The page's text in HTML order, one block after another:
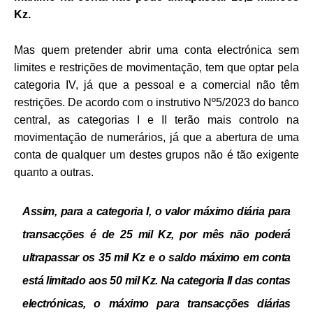
Kz.
Mas quem pretender abrir uma conta electrónica sem
limites e restrições de movimentação, tem que optar pela
categoria IV, já que a pessoal e a comercial não têm
restrições. De acordo com o instrutivo Nº5/2023 do banco
central, as categorias I e II terão mais controlo na
movimentação de numerários, já que a abertura de uma
conta de qualquer um destes grupos não é tão exigente
quanto a outras.
Assim, para a categoria I, o valor máximo diária para
transacções é de 25 mil Kz, por mês não poderá
ultrapassar os 35 mil Kz e o saldo máximo em conta
está limitado aos 50 mil Kz. Na categoria II das contas
electrónicas, o máximo para transacções diárias